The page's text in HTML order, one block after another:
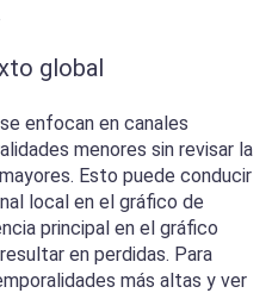
global
enfocan en canales
menores sin revisar la
Esto puede conducir
local en el gráfico de
principal en el gráfico
en perdidas. Para
más altas y ver